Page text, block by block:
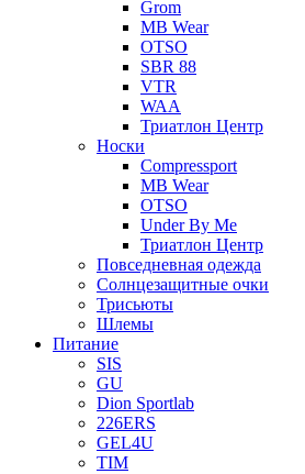
Grom
MB Wear
OTSO
SBR 88
VTR
WAA
Триатлон Центр
Носки
Compressport
MB Wear
OTSO
Under By Me
Триатлон Центр
Повседневная одежда
Солнцезащитные очки
Трисьюты
Шлемы
Питание
SIS
GU
Dion Sportlab
226ERS
GEL4U
TIM